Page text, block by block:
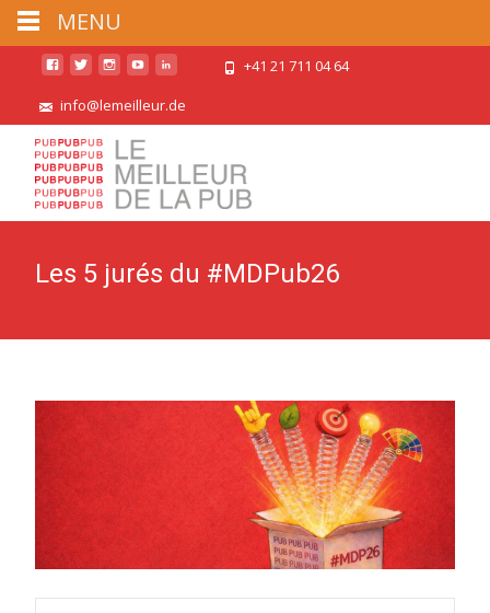
+41 21 711 04 64
info@lemeilleur.de
Les 5 jurés du #MDPub26
MENU